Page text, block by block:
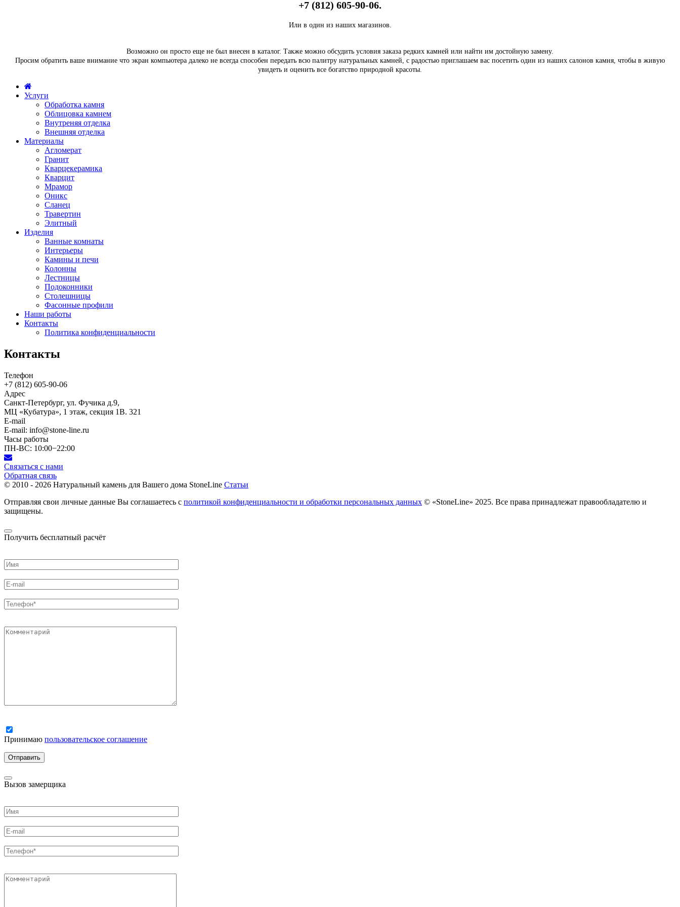
+7 (812) 605-90-06.
Или в один из наших магазинов.
Возможно он просто еще не был внесен в каталог. Также можно обсудить условия заказа редких камней или найти им достойную замену.
Просим обратить ваше внимание что экран компьютера далеко не всегда способен передать всю палитру натуральных камней, с радостью приглашаем вас посетить один из наших салонов камня, чтобы в живую
увидеть и оценить все богатство природной красоты.
Услуги
Обработка камня
Облицовка камнем
Внутреняя отделка
Внешняя отделка
Материалы
Агломерат
Гранит
Кварцекерамика
Кварцит
Мрамор
Оникс
Сланец
Травертин
Элитный
Изделия
Ванные комнаты
Интерьеры
Камины и печи
Колонны
Лестницы
Подоконники
Столешницы
Фасонные профили
Наши работы
Контакты
Политика конфиденциальности
Контакты
Телефон
+7 (812) 605-90-06
Адрес
Санкт-Петербург, ул. Фучика д.9,
МЦ «Кубатура», 1 этаж, секция 1В. 321
E-mail
E-mail: info@stone-line.ru
Часы работы
ПН-ВС: 10:00−22:00
Связаться с нами
Обратная связь
© 2010 - 2026 Натуральный камень для Вашего дома StoneLine Статьи
Отправляя свои личные данные Вы соглашаетесь с политикой конфиденциальности и обработки персональных данных © «StoneLine» 2025. Все права принадлежат правообладателю и
защищены.
Получить бесплатный расчёт
Принимаю пользовательское соглашение
Вызов замерщика